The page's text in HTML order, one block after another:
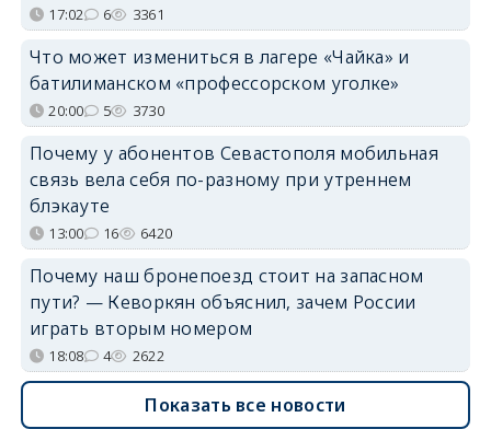
17:02 6 3361
Что может измениться в лагере «Чайка» и
батилиманском «профессорском уголке»
20:00 5 3730
Почему у абонентов Севастополя мобильная
связь вела себя по-разному при утреннем
блэкауте
13:00 16 6420
Почему наш бронепоезд стоит на запасном
пути? — Кеворкян объяснил, зачем России
играть вторым номером
18:08 4 2622
Показать все новости